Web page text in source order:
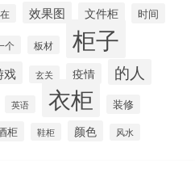
效果图 文件柜 时间
个 板材 柜子
戏 玄关 疫情 的人
英语 衣柜 装修
柜 鞋柜 颜色 风水